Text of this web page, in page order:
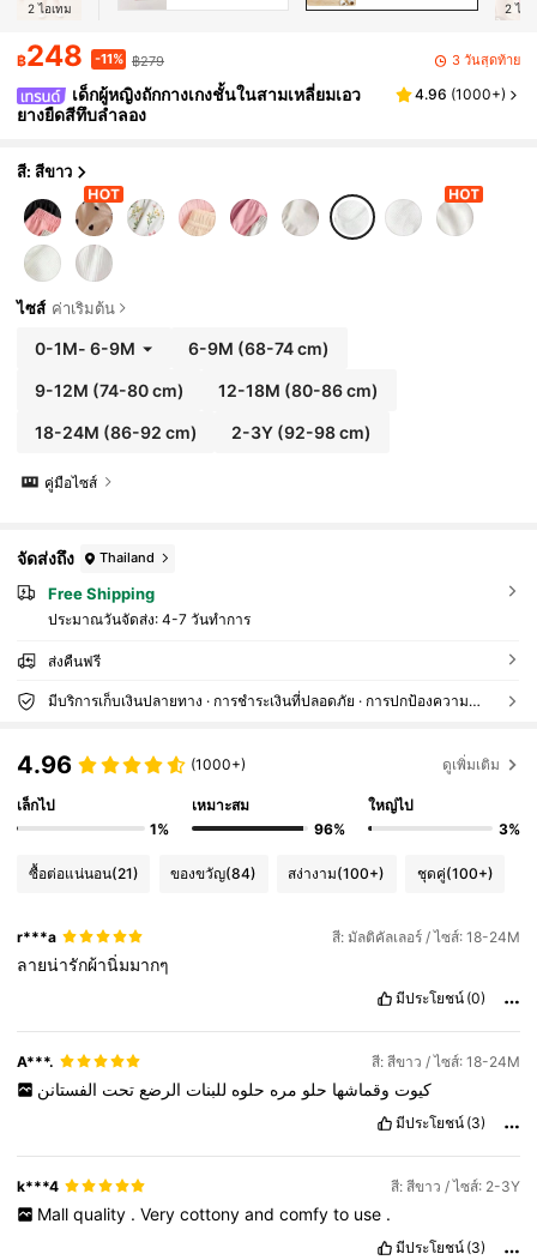
2 ไอเทม 2 ไอ
฿248 -11% ฿279 3 วันสุดท้าย
เด็กผู้หญิงถักกางเกงชั้นในสามเหลี่ยมเอว
ยางยืดสีทึบลำลอง
4.96 (1000+)
สี: สีขาว
ไซส์ ค่าเริ่มต้น
0-1M- 6-9M 6-9M (68-74 cm)
9-12M (74-80 cm) 12-18M (80-86 cm)
18-24M (86-92 cm) 2-3Y (92-98 cm)
คู่มือไซส์
จัดส่งถึง Thailand
Free Shipping
ประมาณวันจัดส่ง: 4-7 วันทำการ
ส่งคืนฟรี
มีบริการเก็บเงินปลายทาง · การชำระเงินที่ปลอดภัย · การปกป้องความเป็นส่วนตัว
4.96 (1000+) ดูเพิ่มเติม
เล็กไป
1%
เหมาะสม
96%
ใหญ่ไป
3%
ซื้อต่อแน่นอน(21) ของขวัญ(84) สง่างาม(100+) ชุดคู่(100+)
r***a สี: มัลติคัลเลอร์ / ไซส์: 18-24M
ลายน่ารักผ้านิ่มมากๆ
มีประโยชน์ (0)
A***. สี: สีขาว / ไซส์: 18-24M
كيوت وقماشها حلو مره حلوه للبنات الرضعتحت الفستانن
มีประโยชน์ (3)
k***4 สี: สีขาว / ไซส์: 2-3Y
Mall quality . Very cottony and comfy to use .
มีประโยชน์ (3)